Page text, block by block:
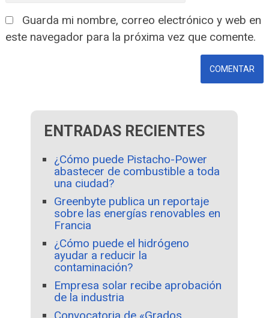
Guarda mi nombre, correo electrónico y web en
este navegador para la próxima vez que comente.
ENTRADAS RECIENTES
¿Cómo puede Pistacho-Power
abastecer de combustible a toda
una ciudad?
Greenbyte publica un reportaje
sobre las energías renovables en
Francia
¿Cómo puede el hidrógeno
ayudar a reducir la
contaminación?
Empresa solar recibe aprobación
de la industria
Convocatoria de «Grados